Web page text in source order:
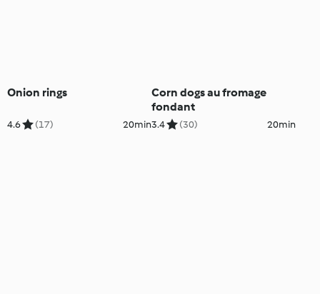
Onion rings
4.6 (17) 20min
Corn dogs au fromage
fondant
3.4 (30) 20min